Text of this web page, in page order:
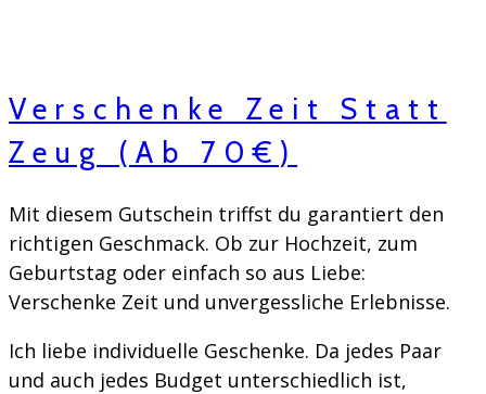
Verschenke Zeit Statt
Zeug (ab 70€)
Mit diesem Gutschein triffst du garantiert den
richtigen Geschmack. Ob zur Hochzeit, zum
Geburtstag oder einfach so aus Liebe:
Verschenke Zeit und unvergessliche Erlebnisse.
Ich liebe individuelle Geschenke. Da jedes Paar
und auch jedes Budget unterschiedlich ist,